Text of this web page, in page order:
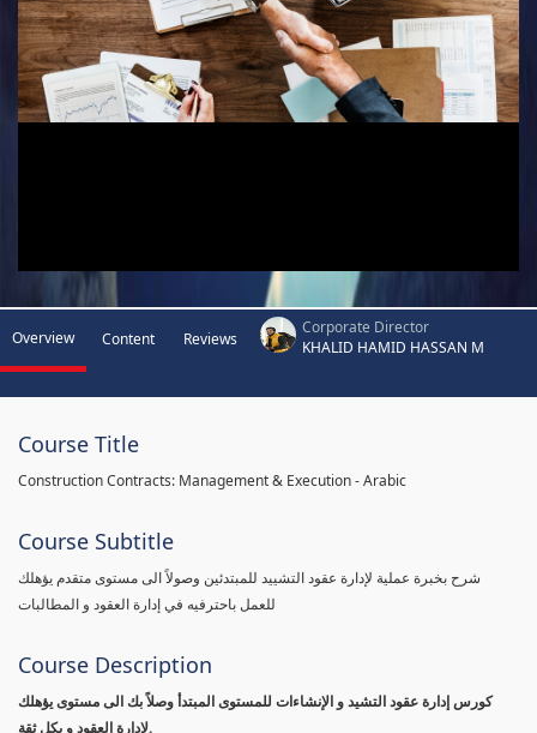
Overview Content Reviews
Corporate Director
KHALID HAMID HASSAN M
Course Title
Construction Contracts: Management & Execution - Arabic
Course Subtitle
شرح بخبرة عملية لإدارة عقود التشييد للمبتدئين وصولاً الى مستوى متقدم يؤهلك
للعمل باحترفيه في إدارة العقود و المطالبات
Course Description
كورس إدارة عقود التشيد و الإنشاءات للمستوى المبتدأ وصلاً بك الى مستوى يؤهلك
لإدارة العقود و بكل ثقة.